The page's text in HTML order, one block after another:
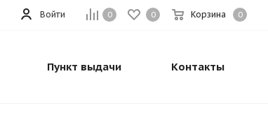
0 0 Корзина 0
Войти
Пункт выдачи Контакты